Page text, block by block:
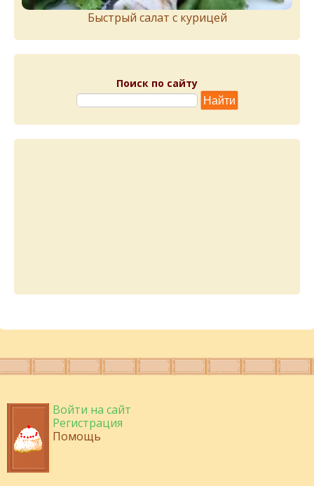
Быстрый салат с курицей
Поиск по сайту
Войти на сайт
Регистрация
Помощь